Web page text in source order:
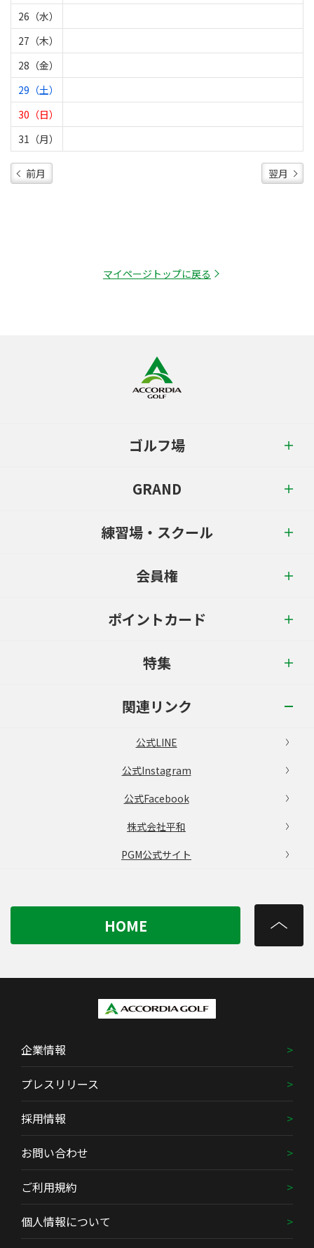
26（水）
27（木）
28（金）
29（土）
30（日）
31（月）
前月 翌月
マイページトップに戻る
ゴルフ場
GRAND
練習場・スクール
会員権
ポイントカード
特集
関連リンク
公式LINE
公式Instagram
公式Facebook
株式会社平和
PGM公式サイト
HOME
企業情報
プレスリリース
採用情報
お問い合わせ
ご利用規約
個人情報について